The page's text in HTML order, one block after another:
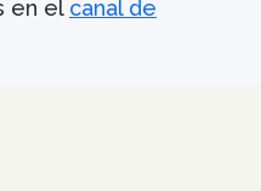
en el canal de